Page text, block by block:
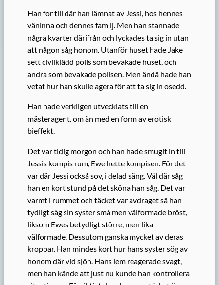
Han for till där han lämnat av Jessi, hos hennes
väninna och dennes familj. Men han stannade
några kvarter därifrån och lyckades ta sig in utan
att någon såg honom. Utanför huset hade Jake
sett civilklädd polis som bevakade huset, och
andra som bevakade polisen. Men ändå hade han
vetat hur han skulle agera för att ta sig in osedd.
Han hade verkligen utvecklats till en
mästeragent, om än med en form av erotisk
bieffekt.
Det var tidig morgon och han hade smugit in till
Jessis kompis rum, Ewe hette kompisen. För det
var där Jessi också sov, i delad säng. Väl där såg
han en kort stund på det sköna han såg. Det var
varmt i rummet och täcket var avdraget så han
tydligt såg sin syster små men välformade bröst,
liksom Ewes betydligt större, men lika
välformade. Dessutom ganska mycket av deras
kroppar. Han mindes kort hur hans syster sög av
honom där vid sjön. Hans lem reagerade svagt,
men han kände att just nu kunde han kontrollera